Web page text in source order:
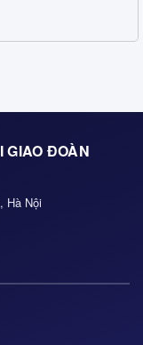
GIAO ĐOÀN
Hà Nội